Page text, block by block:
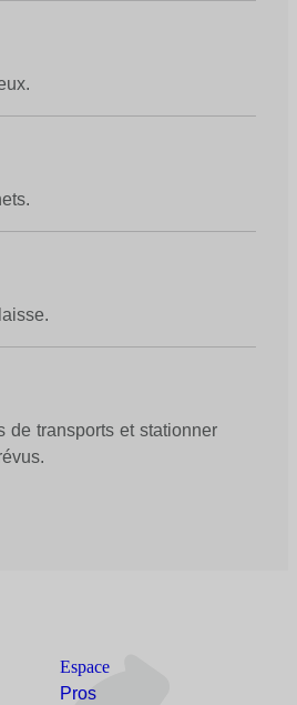
de transports et stationner
Espace
Pros